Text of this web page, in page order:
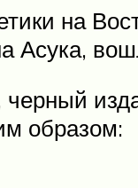
на
Асука,
образом: